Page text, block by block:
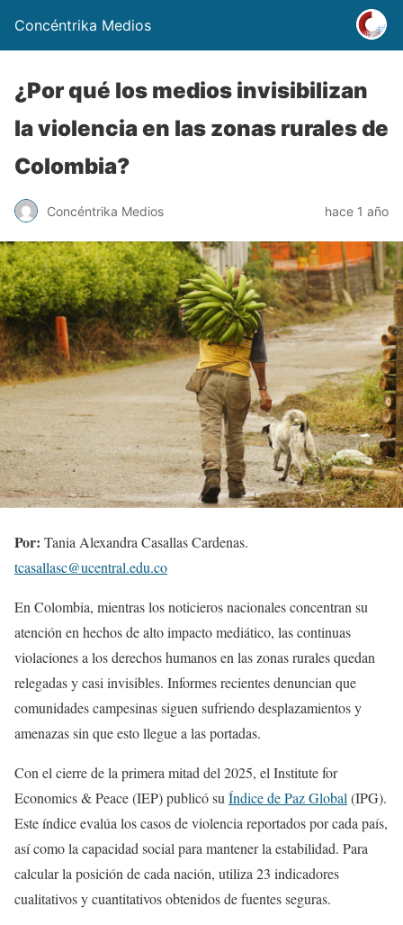
Concéntrika Medios
¿Por qué los medios invisibilizan
la violencia en las zonas rurales de
Colombia?
Concéntrika Medios hace 1 año
Por: Tania Alexandra Casallas Cardenas.
tcasallasc@ucentral.edu.co
En Colombia, mientras los noticieros nacionales concentran su
atención en hechos de alto impacto mediático, las continuas
violaciones a los derechos humanos en las zonas rurales quedan
relegadas y casi invisibles. Informes recientes denuncian que
comunidades campesinas siguen sufriendo desplazamientos y
amenazas sin que esto llegue a las portadas.
Con el cierre de la primera mitad del 2025, el Institute for
Economics & Peace (IEP) publicó su Índice de Paz Global (IPG).
Este índice evalúa los casos de violencia reportados por cada país,
así como la capacidad social para mantener la estabilidad. Para
calcular la posición de cada nación, utiliza 23 indicadores
cualitativos y cuantitativos obtenidos de fuentes seguras.